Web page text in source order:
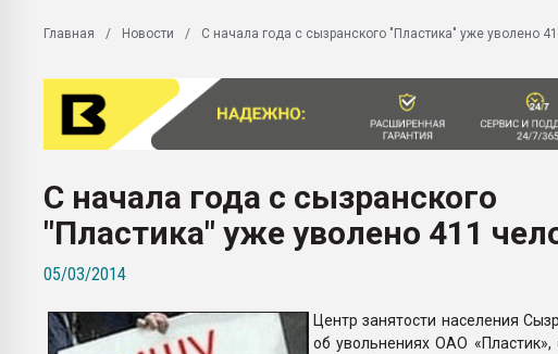
Материал поверхности пуансона для
Продам отходы Композиция
поликарбоната и АБС-пластика
Armaloy PC/ABS-1IM черный цвет
Профильная литература. Продажа,
покупка, обмен
Главная Новости С начала года с сызранского "Пластика" уже уволено
С начала года с сызранского
"Пластика" уже уволено 411
05/03/2014
Центр занятости населения
об увольнениях ОАО «Пластик»,